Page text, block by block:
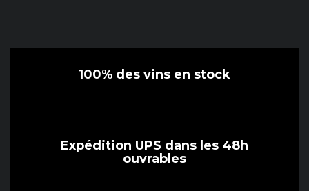
100% des vins en stock
Expédition UPS dans les 48h
ouvrables